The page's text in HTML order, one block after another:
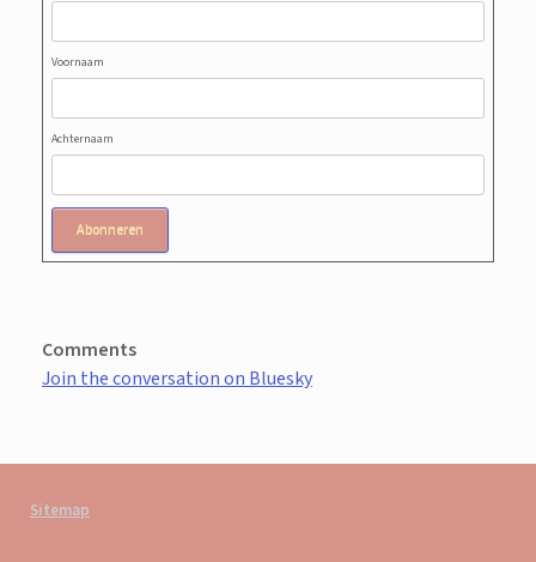
Voornaam
Achternaam
Abonneren
Comments
Join the conversation on Bluesky
Sitemap